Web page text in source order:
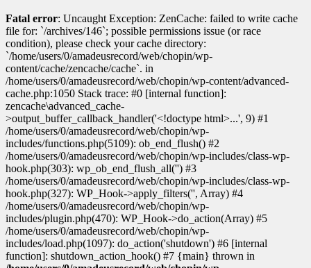
Fatal error: Uncaught Exception: ZenCache: failed to write cache
file for: `/archives/146`; possible permissions issue (or race
condition), please check your cache directory:
`/home/users/0/amadeusrecord/web/chopin/wp-
content/cache/zencache/cache`. in
/home/users/0/amadeusrecord/web/chopin/wp-content/advanced-
cache.php:1050 Stack trace: #0 [internal function]:
zencache\advanced_cache-
>output_buffer_callback_handler('<!doctype html>...', 9) #1
/home/users/0/amadeusrecord/web/chopin/wp-
includes/functions.php(5109): ob_end_flush() #2
/home/users/0/amadeusrecord/web/chopin/wp-includes/class-wp-
hook.php(303): wp_ob_end_flush_all('') #3
/home/users/0/amadeusrecord/web/chopin/wp-includes/class-wp-
hook.php(327): WP_Hook->apply_filters('', Array) #4
/home/users/0/amadeusrecord/web/chopin/wp-
includes/plugin.php(470): WP_Hook->do_action(Array) #5
/home/users/0/amadeusrecord/web/chopin/wp-
includes/load.php(1097): do_action('shutdown') #6 [internal
function]: shutdown_action_hook() #7 {main} thrown in